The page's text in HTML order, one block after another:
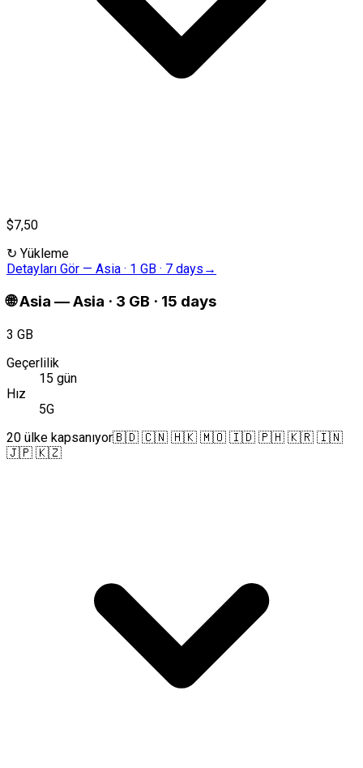
$7,50
↻ Yükleme
Detayları Gör — Asia · 1 GB · 7 days →
🌐Asia —Asia · 3 GB · 15 days
3 GB
Geçerlilik
15 gün
Hız
5G
20 ülke kapsanıyor🇧🇩 🇨🇳 🇭🇰 🇲🇴 🇮🇩 🇵🇭 🇰🇷 🇮🇳
🇯🇵 🇰🇿